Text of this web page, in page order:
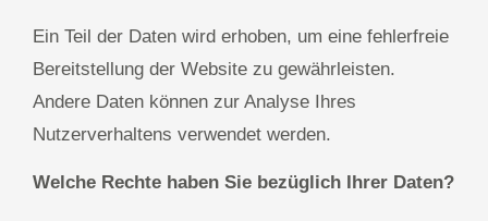
Ein Teil der Daten wird erhoben, um eine fehlerfreie
Bereitstellung der Website zu gewährleisten.
Andere Daten können zur Analyse Ihres
Nutzerverhaltens verwendet werden.
Welche Rechte haben Sie bezüglich Ihrer Daten?